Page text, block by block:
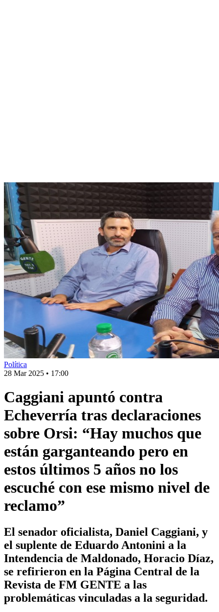
Política
28 Mar 2025 • 17:00
Caggiani apuntó contra
Echeverría tras declaraciones
sobre Orsi: “Hay muchos que
están garganteando pero en
estos últimos 5 años no los
escuché con ese mismo nivel de
reclamo”
El senador oficialista, Daniel Caggiani, y
el suplente de Eduardo Antonini a la
Intendencia de Maldonado, Horacio Díaz,
se refirieron en la Página Central de la
Revista de FM GENTE a las
problemáticas vinculadas a la seguridad.